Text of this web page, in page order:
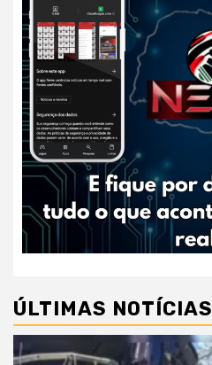
ÚLTIMAS NOTÍCIAS